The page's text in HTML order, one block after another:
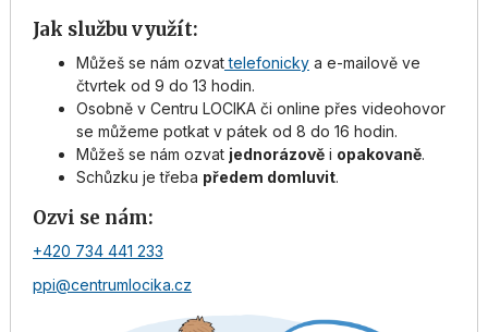
Jak službu využít:
Můžeš se nám ozvattelefonickya e-mailově ve
čtvrtek od 9 do 13 hodin.
Osobně v Centru LOCIKA či online přes videohovor
se můžeme potkat v pátek od 8 do 16 hodin.
Můžeš se nám ozvat jednorázověi opakovaně.
Schůzku je třeba předem domluvit.
Ozvi se nám:
+420 734 441 233
ppi@centrumlocika.cz